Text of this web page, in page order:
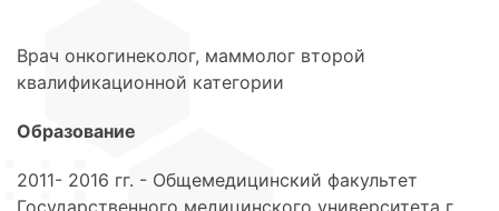
Врач онкогинеколог, маммолог второй
квалификационной категории
Образование
2011- 2016 гг. - Общемедицинский факультет
Государственного медицинского университета г.